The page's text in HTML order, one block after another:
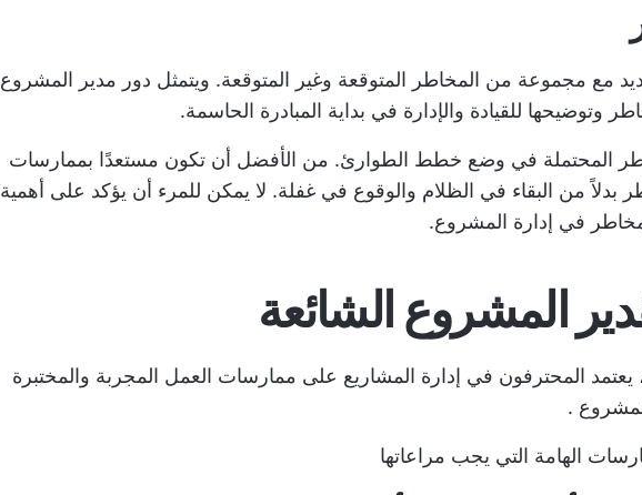
مع مجموعة من المخاطر المتوقعة وغير المتوقعة. ويتمثل دور مدير المشروع
وتوضيحها للقيادة والإدارة في بداية المبادرة الحاسمة.
المحتملة في وضع خطط الطوارئ. من الأفضل أن تكون مستعدًا بممارسات
بدلاً من البقاء في الظلام والوقوع في غفلة. لا يمكن للمرء أن يؤكد على أهمية
في إدارة المشروع.
المشروع الشائعة
يعتمد المحترفون في إدارة المشاريع على ممارسات العمل المجربة والمختبرة
.
الهامة التي يجب مراعاتها